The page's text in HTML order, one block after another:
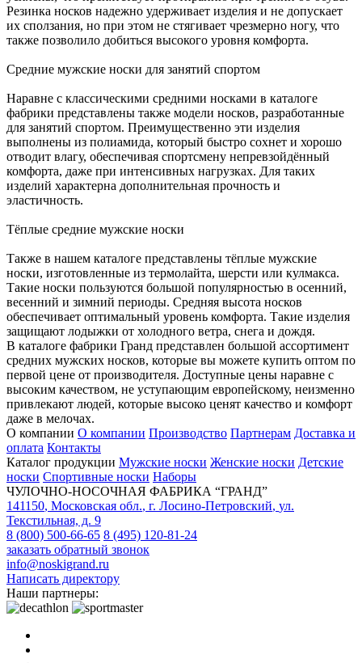
Резинка носков надежно удерживает изделия и не допускает
их сползания, но при этом не стягивает чрезмерно ногу, что
также позволило добиться высокого уровня комфорта.
Средние мужские носки для занятий спортом
Наравне с классическими средними носками в каталоге
фабрики представлены также модели носков, разработанные
для занятий спортом. Преимущественно эти изделия
выполнены из полиамида, который быстро сохнет и хорошо
отводит влагу, обеспечивая спортсмену непревзойдённый
комфорта, даже при интенсивных нагрузках. Для таких
изделий характерна дополнительная прочность и
эластичность.
Тёплые средние мужские носки
Также в нашем каталоге представлены тёплые мужские
носки, изготовленные из термолайта, шерсти или кулмакса.
Такие носки пользуются большой популярностью в осенний,
весенний и зимний периоды. Средняя высота носков
обеспечивает оптимальный уровень комфорта. Такие изделия
защищают лодыжки от холодного ветра, снега и дождя.
В каталоге фабрики Гранд представлен большой ассортимент
средних мужских носков, которые вы можете купить оптом по
первой цене от производителя. Доступные цены наравне с
высоким качеством, не уступающим европейскому, неизменно
привлекают людей, которые высоко ценят качество и комфорт
даже в мелочах.
О компании О компании Производство Партнерам Доставка и
оплата Контакты
Каталог продукции Мужские носки Женские носки Детские
носки Спортивные носки Наборы
ЧУЛОЧНО-НОСОЧНАЯ ФАБРИКА “ГРАНД”
141150, Московская обл., г. Лосино-Петровский, ул.
Текстильная, д. 9
8 (800) 500-66-65 8 (495) 120-81-24
заказать обратный звонок
info@noskigrand.ru
Написать директору
Наши партнеры: